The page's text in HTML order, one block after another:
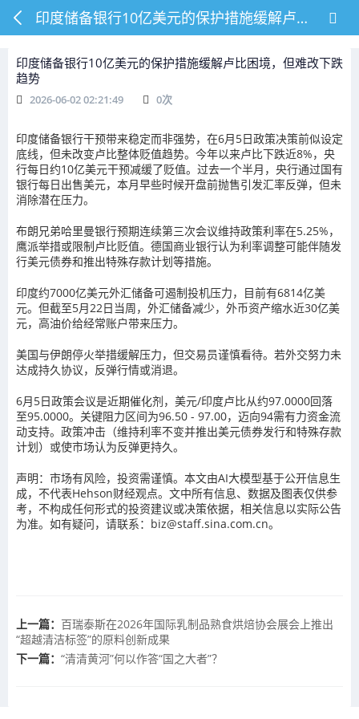
印度储备银行10亿美元的保护措施缓解卢比困境，但难改下跌趋势
印度储备银行10亿美元的保护措施缓解卢比困境，但难改下跌
趋势
2026-06-02 02:21:49 0次
印度储备银行干预带来稳定而非强势，在6月5日政策决策前似设定
底线，但未改变卢比整体贬值趋势。今年以来卢比下跌近8%，央
行每日约10亿美元干预减缓了贬值。过去一个半月，央行通过国有
银行每日出售美元，本月早些时候开盘前抛售引发汇率反弹，但未
消除潜在压力。
布朗兄弟哈里曼银行预期连续第三次会议维持政策利率在5.25%，
鹰派举措或限制卢比贬值。德国商业银行认为利率调整可能伴随发
行美元债券和推出特殊存款计划等措施。
印度约7000亿美元外汇储备可遏制投机压力，目前有6814亿美
元。但截至5月22日当周，外汇储备减少，外币资产缩水近30亿美
元，高油价给经常账户带来压力。
美国与伊朗停火举措缓解压力，但交易员谨慎看待。若外交努力未
达成持久协议，反弹行情或消退。
6月5日政策会议是近期催化剂，美元/印度卢比从约97.0000回落
至95.0000。关键阻力区间为96.50 - 97.00，迈向94需有力资金流
动支持。政策冲击（维持利率不变并推出美元债券发行和特殊存款
计划）或使市场认为反弹更持久。
声明：市场有风险，投资需谨慎。本文由AI大模型基于公开信息生
成，不代表Hehson财经观点。文中所有信息、数据及图表仅供参
考，不构成任何形式的投资建议或决策依据，相关信息以实际公告
为准。如有疑问，请联系：biz@staff.sina.com.cn。
上一篇： 百瑞泰斯在2026年国际乳制品熟食烘焙协会展会上推出
“超越清洁标签”的原料创新成果
下一篇： “清清黄河”何以作答“国之大者”？